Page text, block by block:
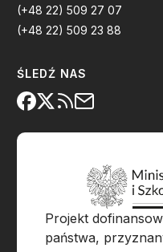
(+48 22) 509 27 07
(+48 22) 509 23 88
ŚLEDŹ NAS
Projekt
państwa,